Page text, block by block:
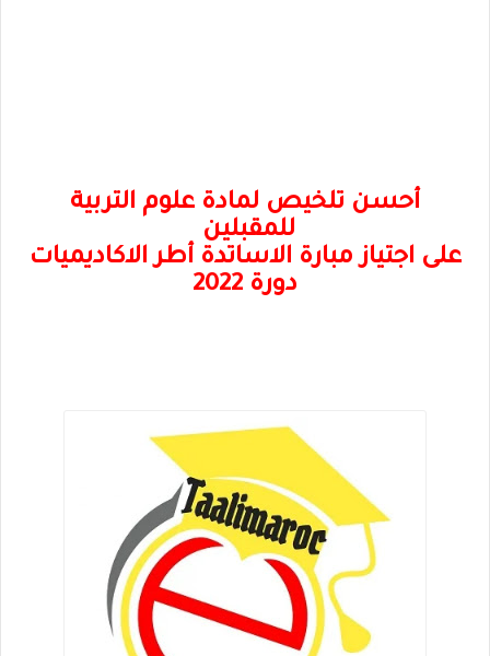
أحسن تلخيص لمادة علوم التربية
للمقبلين
على اجتيازمبارة الاساتدة أطر الاكاديميات
دورة 2022